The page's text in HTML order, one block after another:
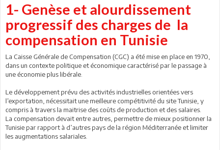
1- Genèse et alourdissement
progressif des charges de la
compensation en Tunisie
La Caisse Générale de Compensation (CGC) a été mise en place en 1970,
dans un contexte politique et économique caractérisé par le passage à
une économie plus libérale.
Le développement prévu des activités industrielles orientées vers
l’exportation, nécessitait une meilleure compétitivité du site Tunisie, y
compris à travers la maitrise des coûts de production et des salaires.
La compensation devait entre autres, permettre de mieux positionner la
Tunisie par rapport à d’autres pays de la région Méditerranée et limiter
les augmentations salariales.